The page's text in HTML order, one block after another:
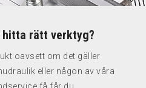
hitta rätt verktyg?
oavsett om det gäller
eller någon av våra